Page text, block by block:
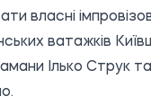
власні
ватажків
Ілько Струк